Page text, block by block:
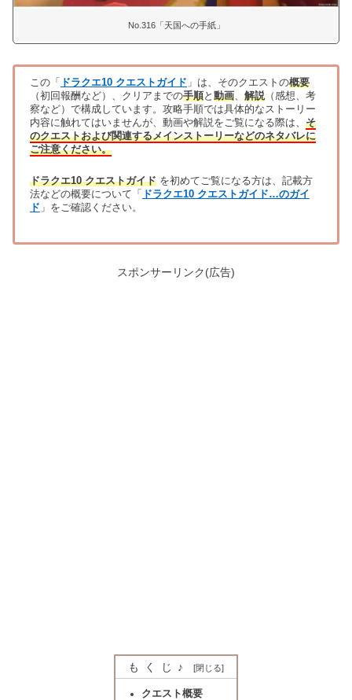
No.316「天国への手紙」
この「 ドラクエ10 クエストガイド 」は、そのクエストの概要
（初回報酬など）、クリアまでの手順と 動画、 解説（感想、考
察など）で構成しています。攻略手順では具体的なストーリー
内容に触れてはいませんが、動画や解説をご覧になる際は、 そ
のクエストおよび関連するメインストーリーなどのネタバレに
ご注意ください。
ドラクエ10 クエストガイドを初めてご覧になる方は、記載方
法などの概要について「
ドラクエ10 クエストガイド…のガイ
ド 」をご確認ください。
スポンサーリンク(広告)
もくじ♪
クエスト概要